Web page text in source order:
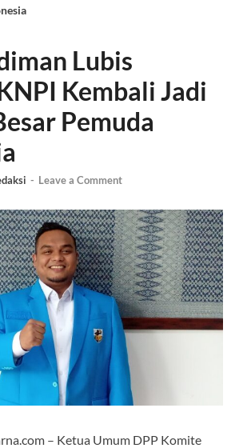
Lubis
Kembali Jadi
Pemuda
- Leave a Comment
– Ketua Umum DPP Komite